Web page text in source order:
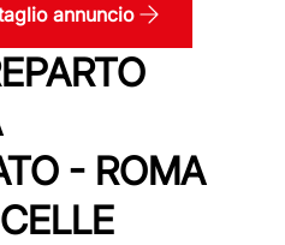
annuncio
- ROMA